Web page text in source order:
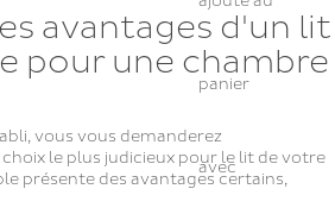
panier
avec
avantages d'un lit
pour une chambre
vous vous demanderez
le plus judicieux pour le lit de votre
présente des avantages certains,